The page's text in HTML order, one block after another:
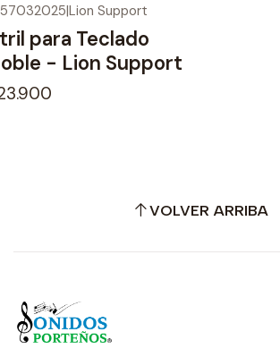
disponible
|Lion Support
para Teclado
- Lion Support
VOLVER ARRIBA